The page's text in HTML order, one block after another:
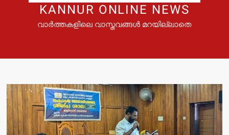
KANNUR ONLINE NEWS
വാർത്തകളിലെ വാസ്തവങ്ങൾ മറയില്ലാതെ